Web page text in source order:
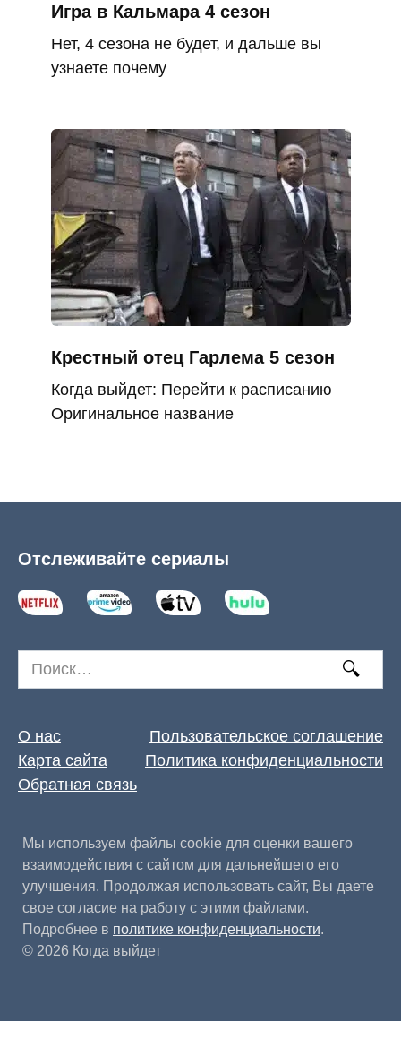
Игра в Кальмара 4 сезон
Нет, 4 сезона не будет, и дальше вы
узнаете почему
Крестный отец Гарлема 5 сезон
Когда выйдет: Перейти к расписанию
Оригинальное название
Отслеживайте сериалы
Search
for:
О нас
Пользовательское соглашение
Карта сайта
Политика конфиденциальности
Обратная связь
Мы используем файлы cookie для оценки вашего
взаимодействия с сайтом для дальнейшего его
улучшения. Продолжая использовать сайт, Вы даете
свое согласие на работу с этими файлами.
Подробнее в политике конфиденциальности.
© 2026 Когда выйдет